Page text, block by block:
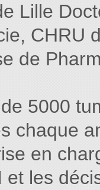
Lille
CHRU
de
5000
chaque
en
les